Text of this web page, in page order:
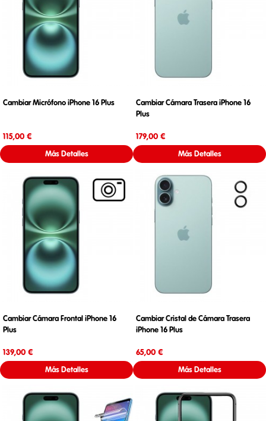
Cambiar Micrófono iPhone 16 Plus
115,00 €
Más Detalles
Cambiar Cámara Trasera iPhone 16
Plus
179,00 €
Más Detalles
Cambiar Cámara Frontal iPhone 16
Plus
139,00 €
Más Detalles
Cambiar Cristal de Cámara Trasera
iPhone 16 Plus
65,00 €
Más Detalles